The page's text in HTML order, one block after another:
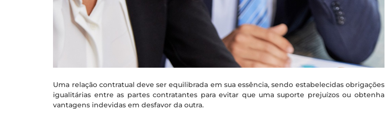
Uma relação contratual deve ser equilibrada em sua essência, sendo estabelecidas obrigações
igualitárias entre as partes contratantes para evitar que uma suporte prejuízos ou obtenha
vantagens indevidas em desfavor da outra.